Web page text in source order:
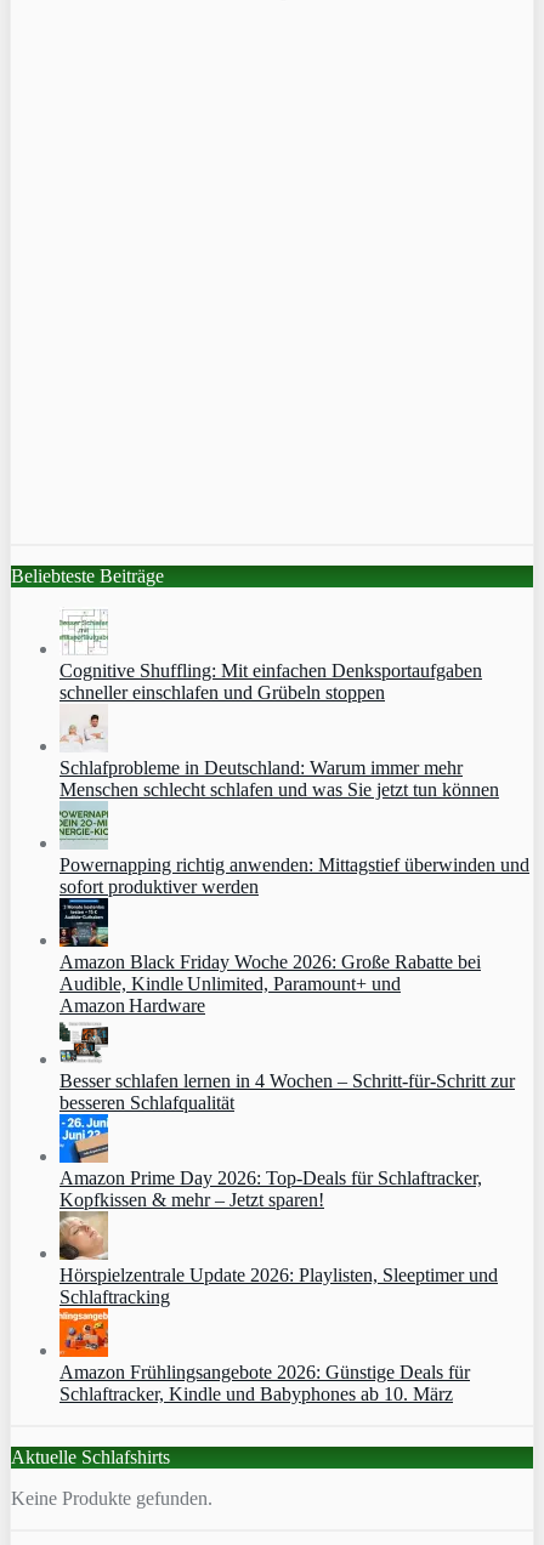
Beliebteste Beiträge
Cognitive Shuffling: Mit einfachen Denksportaufgaben
schneller einschlafen und Grübeln stoppen
Schlafprobleme in Deutschland: Warum immer mehr
Menschen schlecht schlafen und was Sie jetzt tun können
Powernapping richtig anwenden: Mittagstief überwinden und
sofort produktiver werden
Amazon Black Friday Woche 2026: Große Rabatte bei
Audible, Kindle Unlimited, Paramount+ und
Amazon Hardware
Besser schlafen lernen in 4 Wochen – Schritt‑für‑Schritt zur
besseren Schlafqualität
Amazon Prime Day 2026: Top-Deals für Schlaftracker,
Kopfkissen & mehr – Jetzt sparen!
Hörspielzentrale Update 2026: Playlisten, Sleeptimer und
Schlaftracking
Amazon Frühlingsangebote 2026: Günstige Deals für
Schlaftracker, Kindle und Babyphones ab 10. März
Aktuelle Schlafshirts
Keine Produkte gefunden.